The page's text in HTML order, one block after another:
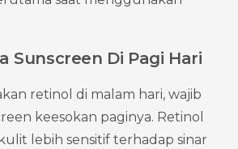
Sunscreen Di Pagi Hari
retinol di malam hari, wajib
keesokan paginya. Retinol
lebih sensitif terhadap sinar